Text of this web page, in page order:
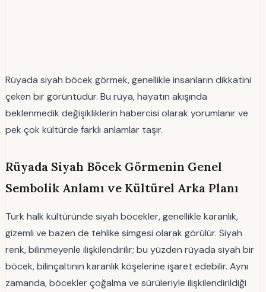
Rüyada siyah böcek görmek, genellikle insanların dikkatini
çeken bir görüntüdür. Bu rüya, hayatın akışında
beklenmedik değişikliklerin habercisi olarak yorumlanır ve
pek çok kültürde farklı anlamlar taşır.
Rüyada Siyah Böcek Görmenin Genel
Sembolik Anlamı ve Kültürel Arka Planı
Türk halk kültüründe siyah böcekler, genellikle karanlık,
gizemli ve bazen de tehlike simgesi olarak görülür. Siyah
renk, bilinmeyenle ilişkilendirilir; bu yüzden rüyada siyah bir
böcek, bilinçaltının karanlık köşelerine işaret edebilir. Aynı
zamanda, böcekler çoğalma ve sürüleriyle ilişkilendirildiği